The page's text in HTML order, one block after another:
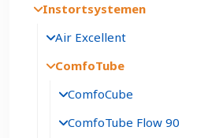
Instortsystemen
Air Excellent
ComfoTube
ComfoCube
ComfoTube Flow 90